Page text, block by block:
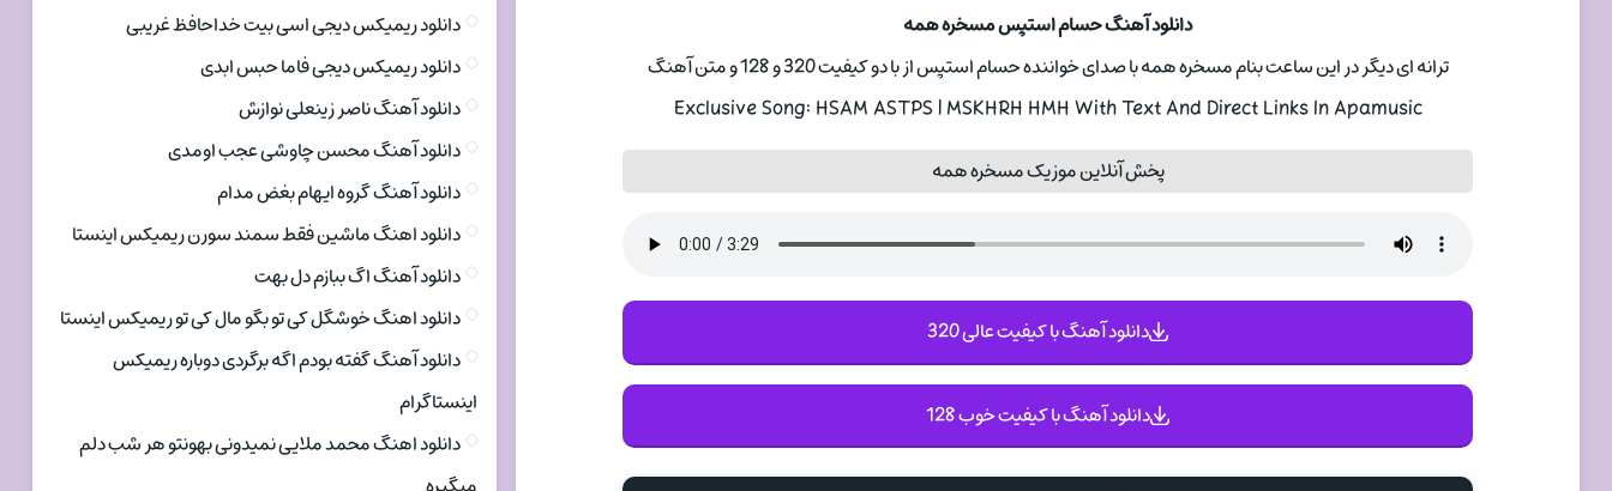
دانلود آهنگ حسام استپس مسخره همه
ترانه ای دیگر در این ساعت بنام مسخره همه با صدای خواننده حسام استپس از با دو کیفیت 320 و 128 و متن آهنگ
Exclusive Song: HSAM ASTPS | MSKHRH HMH With Text And Direct Links In Apamusic
پخش آنلاین موزیک مسخره همه
دانلود آهنگ با کیفیت عالی 320
دانلود آهنگ با کیفیت خوب 128
دانلود ریمیکس دیجی اسی بیت خداحافظ غریبی
دانلود ریمیکس دیجی فاما حبس ابدی
دانلود آهنگ ناصر زینعلی نوازش
دانلود آهنگ محسن چاوشی عجب اومدی
دانلود آهنگ گروه ایهام بغض مدام
دانلود اهنگ ماشین فقط سمند سورن ریمیکس اینستا
دانلود آهنگ اگ ببازم دل بهت
دانلود اهنگ خوشگل کی تو بگو مال کی تو ریمیکس اینستا
دانلود آهنگ گفته بودم اگه برگردی دوباره ریمیکس
اینستاگرام
دانلود اهنگ محمد ملایی نمیدونی بهونتو هر شب دلم